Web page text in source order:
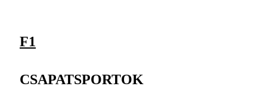
F1
CSAPATSPORTOK